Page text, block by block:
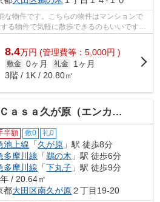
な物件です。こちらの物件はマンションで
る物件で気軽に散歩できるのもいいです
お支払い...
8.4万円 (管理費等：5,000円 )
敷金 0ヶ月 礼金
1ヶ月
3階 / 1K / 20.80㎡
ａ久が原（エンカーサ久が原）
半額 敷0 礼0
池上線 「久が原 」駅 徒歩8分
多摩川線 「鵜の木 」駅 徒歩6分
多摩川線 「下丸子 」駅 徒歩9分
/ 20.64㎡
都大田区南久が原２丁目19-20